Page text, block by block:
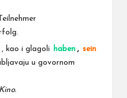
, kao i glagoli haben , sein
u govornom